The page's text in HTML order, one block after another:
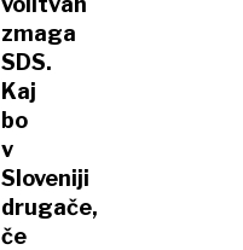
zmaga
SDS.
Kaj
bo
v
Sloveniji
drugače,
če